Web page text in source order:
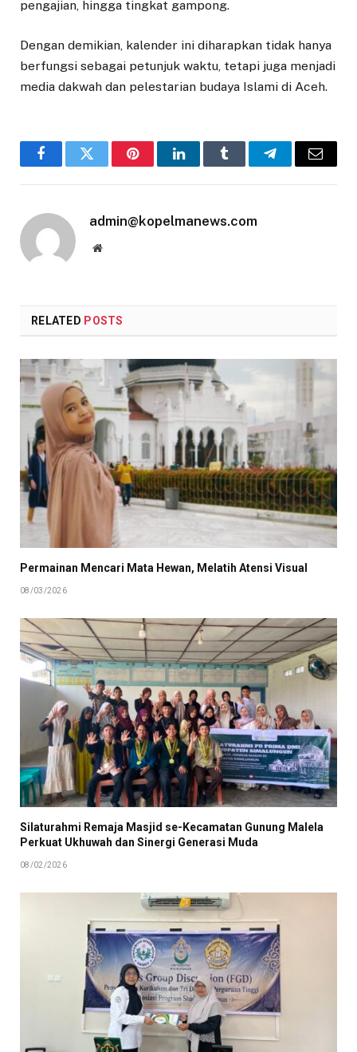
pengajian, hingga tingkat gampong.
Dengan demikian, kalender ini diharapkan tidak hanya
berfungsi sebagai petunjuk waktu, tetapi juga menjadi
media dakwah dan pelestarian budaya Islami di Aceh.
FacebookTwitter PinterestLinkedInTumblr TelegramEmail
admin@kopelmanews.com
Website
RELATED POSTS
Permainan Mencari Mata Hewan, Melatih Atensi Visual
08/03/2026
Silaturahmi Remaja Masjid se-Kecamatan Gunung Malela
Perkuat Ukhuwah dan Sinergi Generasi Muda
08/02/2026